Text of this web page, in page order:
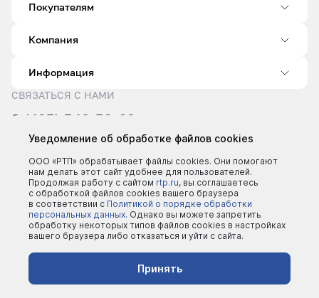
Покупателям
Компания
Информация
СВЯЗАТЬСЯ С НАМИ
8 (495) 540-52-62
sale@rtp.ru
Пн–Пт: 9:00–18:00
©2000 - 2026 | Все права защищены
Политика конфеденциальности
Уведомление об обработке файлов cookies
ООО «РТП» обрабатывает файлы cookies. Они помогают
нам делать этот сайт удобнее для пользователей.
Продолжая работу с сайтом rtp.ru, вы соглашаетесь
с обработкой файлов cookies вашего браузера
в соответствии с Политикой о порядке обработки
персональных данных. Однако вы можете запретить
обработку некоторых типов файлов cookies в настройках
вашего браузера либо отказаться и уйти с сайта.
Принять